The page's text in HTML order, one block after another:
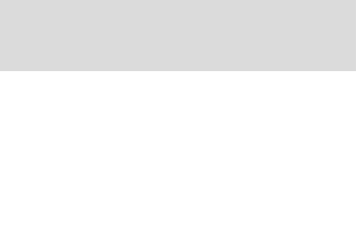
gestorben. Jeder geht anders damit um,